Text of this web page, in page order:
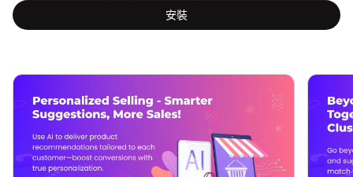
安裝